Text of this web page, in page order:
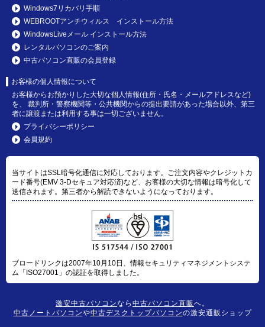
Windows7リカバリ手順
WEBROOTアンチウィルス インストール方法
WindowsLiveメール インストール方法
レンタルパソコンのご案内
中古パソコン直販の会員登録
お客様の個人情報について
お客様からお預かりした大切な個人情報(住所・氏名・メールアドレスなど)
を、 裁判所・警察機関等・公共機関からの提出要請があった場合以外、第三
者に譲渡または利用する事は一切ございません。
プライバシーポリシー
会員規約
当サイトはSSL暗号化通信に対応しております。ご注文内容やクレジットカ
ード番号(EMV 3-Dセキュア対応済)など、お客様の大切な情報は暗号化して
送信されます。第三者から解読できないようになっております。
ブロードリンクは2007年10月10日、情報セキュリティマネジメントシステ
ム「ISO27001」の認証を取得しました。
激安中古パソコンなら 中古パソコン直販へ。
中古ノートパソコンや中古デスクトップパソコンの激安通販ショップ